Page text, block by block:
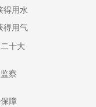
得用水
得用气
十大
察
障